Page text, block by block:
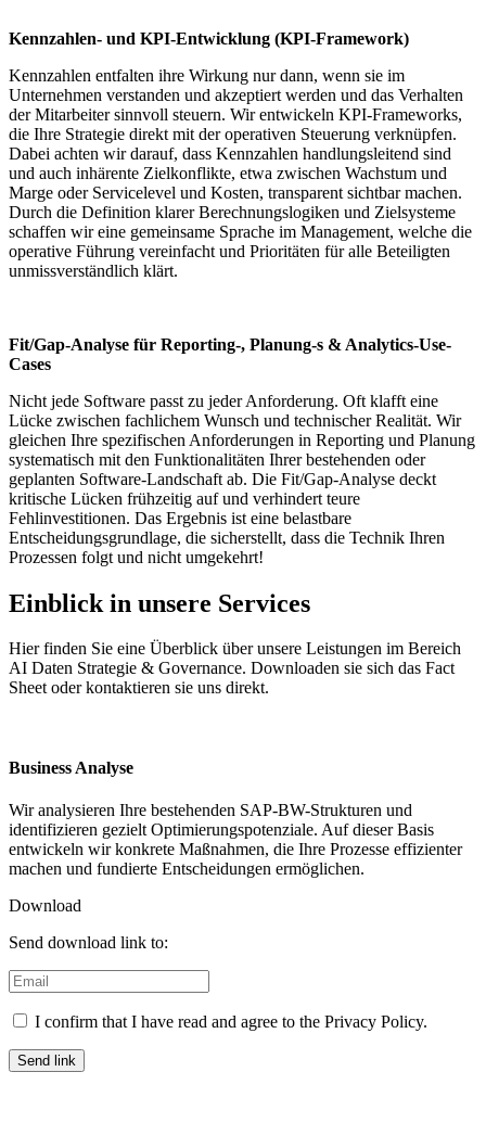
Kennzahlen- und KPI-Entwicklung (KPI-Framework)
Kennzahlen entfalten ihre Wirkung nur dann, wenn sie im
Unternehmen verstanden und akzeptiert werden und das Verhalten
der Mitarbeiter sinnvoll steuern. Wir entwickeln KPI-Frameworks,
die Ihre Strategie direkt mit der operativen Steuerung verknüpfen.
Dabei achten wir darauf, dass Kennzahlen handlungsleitend sind
und auch inhärente Zielkonflikte, etwa zwischen Wachstum und
Marge oder Servicelevel und Kosten, transparent sichtbar machen.
Durch die Definition klarer Berechnungslogiken und Zielsysteme
schaffen wir eine gemeinsame Sprache im Management, welche die
operative Führung vereinfacht und Prioritäten für alle Beteiligten
unmissverständlich klärt.
Fit/Gap-Analyse für Reporting-, Planung-s & Analytics-Use-
Cases
Nicht jede Software passt zu jeder Anforderung. Oft klafft eine
Lücke zwischen fachlichem Wunsch und technischer Realität. Wir
gleichen Ihre spezifischen Anforderungen in Reporting und Planung
systematisch mit den Funktionalitäten Ihrer bestehenden oder
geplanten Software-Landschaft ab. Die Fit/Gap-Analyse deckt
kritische Lücken frühzeitig auf und verhindert teure
Fehlinvestitionen. Das Ergebnis ist eine belastbare
Entscheidungsgrundlage, die sicherstellt, dass die Technik Ihren
Prozessen folgt und nicht umgekehrt!
Einblick in unsere Services
Hier finden Sie eine Überblick über unsere Leistungen im Bereich
AI Daten Strategie & Governance. Downloaden sie sich das Fact
Sheet oder kontaktieren sie uns direkt.
Business Analyse
Wir analysieren Ihre bestehenden SAP-BW-Strukturen und
identifizieren gezielt Optimierungspotenziale. Auf dieser Basis
entwickeln wir konkrete Maßnahmen, die Ihre Prozesse effizienter
machen und fundierte Entscheidungen ermöglichen.
Download
Send download link to:
I confirm that I have read and agree to the Privacy Policy.